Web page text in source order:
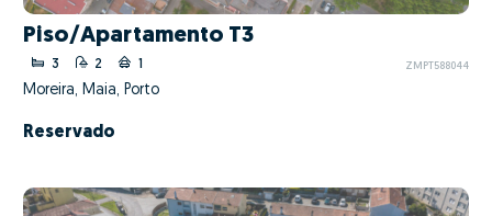
Piso/Apartamento T3
3 2 ZMPT588044
Moreira, Maia, Porto
Reservado